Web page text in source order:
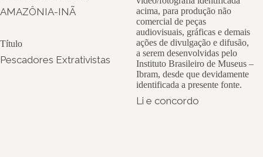
AMAZÔNIA-INÃ
Título
Pescadores Extrativistas
acima, para produção não
comercial de peças
audiovisuais, gráficas e demais
ações de divulgação e difusão,
a serem desenvolvidas pelo
Instituto Brasileiro de Museus –
Ibram, desde que devidamente
identificada a presente fonte.
Li e concordo